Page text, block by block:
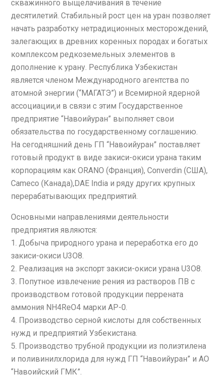
скважинного выщелачивания в течение
десятилетий. Стабильный рост цен на уран позволяет
начать разработку нетрадиционных месторождений,
залегающих в древних коренных породах и богатых
комплексом редкоземельных элементов в
дополнение к урану. Республика Узбекистан
является членом Международного агентства по
атомной энергии (“МАГАТЭ”) и Всемирной ядерной
ассоциации,и в связи с этим Государственное
предприятие “Навоийуран” выполняет свои
обязательства по государственному соглашению.
На сегодняшний день ГП “Навоийуран” поставляет
готовый продукт в виде закиси-окиси урана таким
корпорациям как ORANO (Франция), Converdin (США),
Cameco (Канада),DAE India и ряду других крупных
перерабатывающих предприятий.
Основными направлениями деятельности
предприятия являются:
1. Добыча природного урана и переработка его до
закиси-окиси U3O8.
2. Реализация на экспорт закиси-окиси урана U3O8.
3. Попутное извлечение рения из растворов ПВ с
производством готовой продукции перрената
аммония NH4ReO4 марки АР-0.
4. Производство серной кислоты для собственных
нужд и предприятий Узбекистана.
5. Производство трубной продукции из полиэтилена
и поливинилхлорида для нужд ГП “Навоийуран” и АО
“Навоийский ГМК”.